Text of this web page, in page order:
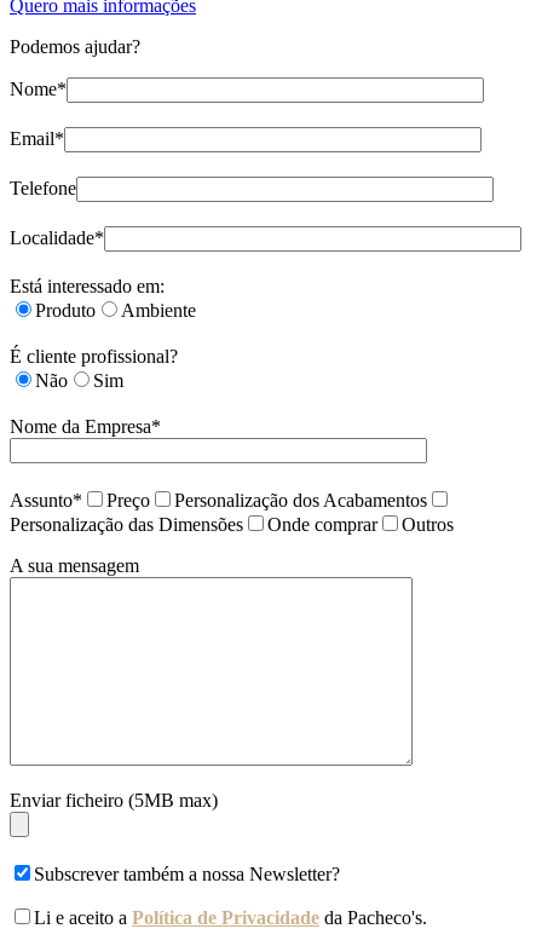
Quero mais informações
Podemos ajudar?
Nome*
Email*
Telefone
Localidade*
Está interessado em:
Produto
Ambiente
É cliente profissional?
Não
Sim
Nome da Empresa*
Assunto* Preço
Personalização dos Acabamentos
Personalização das Dimensões
Onde comprar
Outros
A sua mensagem
Enviar ficheiro (5MB max)
Subscrever também a nossa Newsletter?
Li e aceito a Política de Privacidade da Pacheco's.